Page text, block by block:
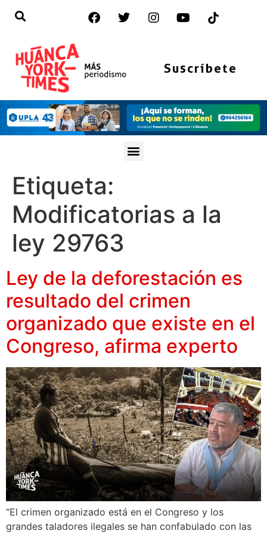
Suscríbete
Etiqueta:
Modificatorias a la
ley 29763
Ley de la deforestación es
resultado del crimen
organizado que existe en el
Congreso, afirma experto
“El crimen organizado está en el Congreso y los
grandes taladores ilegales se han confabulado con las